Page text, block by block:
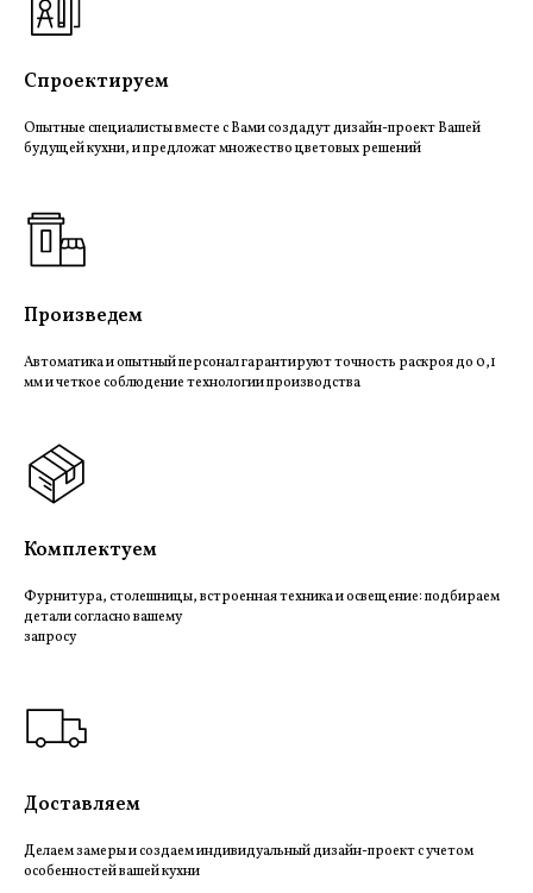
Спроектируем
Опытные специалисты вместе с Вами создадут дизайн-проект Вашей
будущей кухни, и предложат множество цветовых решений
Произведем
Автоматика и опытный персонал гарантируют точность раскроя до 0,1
мм и четкое соблюдение технологии производства
Комплектуем
Фурнитура, столешницы, встроенная техника и освещение: подбираем
детали согласно вашему
запросу
Доставляем
Делаем замеры и создаем индивидуальный дизайн-проект с учетом
особенностей вашей кухни